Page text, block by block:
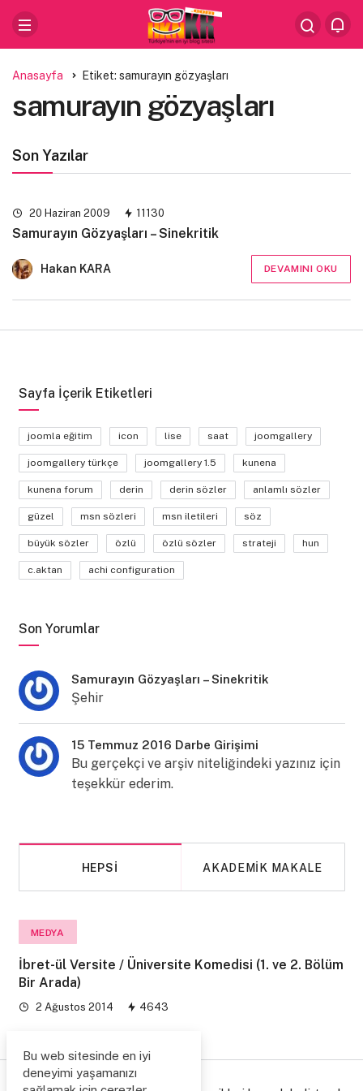
Anasayfa Etiket: samurayın gözyaşları
samurayın gözyaşları
Son Yazılar
20 Haziran 2009 11130
Samurayın Gözyaşları – Sinekritik
Hakan KARA DEVAMINI OKU
Sayfa İçerik Etiketleri
joomla eğitim icon lise saat joomgallery
joomgallery türkçe joomgallery 1.5 kunena
kunena forum derin derin sözler anlamlı sözler
güzel msn sözleri msn iletileri söz
büyük sözler özlü özlü sözler strateji hun
c.aktan achi configuration
Son Yorumlar
Samurayın Gözyaşları – Sinekritik
Şehir
15 Temmuz 2016 Darbe Girişimi
Bu gerçekçi ve arşiv niteliğindeki yazınız için
teşekkür ederim.
HEPSI AKADEMIK MAKALE
MEDYA
İbret-ül Versite / Üniversite Komedisi (1. ve 2. Bölüm
Bir Arada)
2 Ağustos 2014 4643
Bu web sitesinde en iyi
deneyimi yaşamanızı